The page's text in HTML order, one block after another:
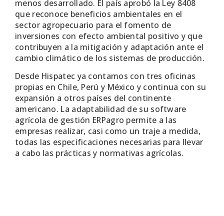
menos desarrollado. El país aprobó la Ley 8408
que reconoce beneficios ambientales en el
sector agropecuario para el fomento de
inversiones con efecto ambiental positivo y que
contribuyen a la mitigación y adaptación ante el
cambio climático de los sistemas de producción.
Desde Hispatec ya contamos con tres oficinas
propias en Chile, Perú y México y continua con su
expansión a otros países del continente
americano. La adaptabilidad de su software
agrícola de gestión ERPagro permite a las
empresas realizar, casi como un traje a medida,
todas las especificaciones necesarias para llevar
a cabo las prácticas y normativas agrícolas.